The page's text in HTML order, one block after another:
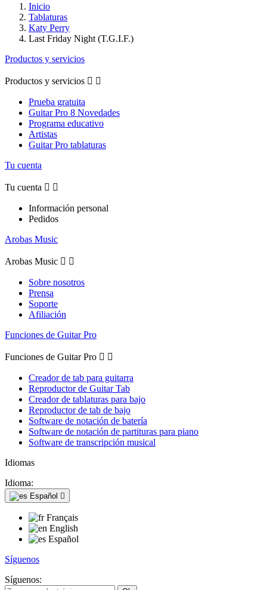
Inicio
Tablaturas
Katy Perry
Last Friday Night (T.G.I.F.)
Productos y servicios
Productos y servicios  
Prueba gratuita
Guitar Pro 8 Novedades
Programa educativo
Artistas
Guitar Pro tablaturas
Tu cuenta
Tu cuenta  
Información personal
Pedidos
Arobas Music
Arobas Music  
Sobre nosotros
Prensa
Soporte
Afiliación
Funciones de Guitar Pro
Funciones de Guitar Pro  
Creador de tab para guitarra
Reproductor de Guitar Tab
Creador de tablaturas para bajo
Reproductor de tab de bajo
Software de notación de batería
Software de notación de partituras para piano
Software de transcripción musical
Idiomas
Idioma:
Español 
Français
English
Español
Síguenos
Síguenos: